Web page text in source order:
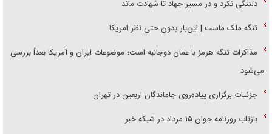
دلتنگی نکرد و در مسیر جهاد تا شهادت ماند
تنگه ملک ماست | این‌بار بدون حتی نظر امریکا
مذاکرات تنگه هرمز با عمان دوجانبه است؛ موضوعات ایران و آمریکا بعداً بررسی
می‌شود
جزئیات برگزاری پیاده‌روی جاماندگان اربعین در تهران
بازتاب روزنامه جوان ۱۵ مرداد در شبکه خبر